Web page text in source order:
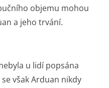
objemu mohou
a jeho trvání.
u lidí popsána
však Arduan nikdy